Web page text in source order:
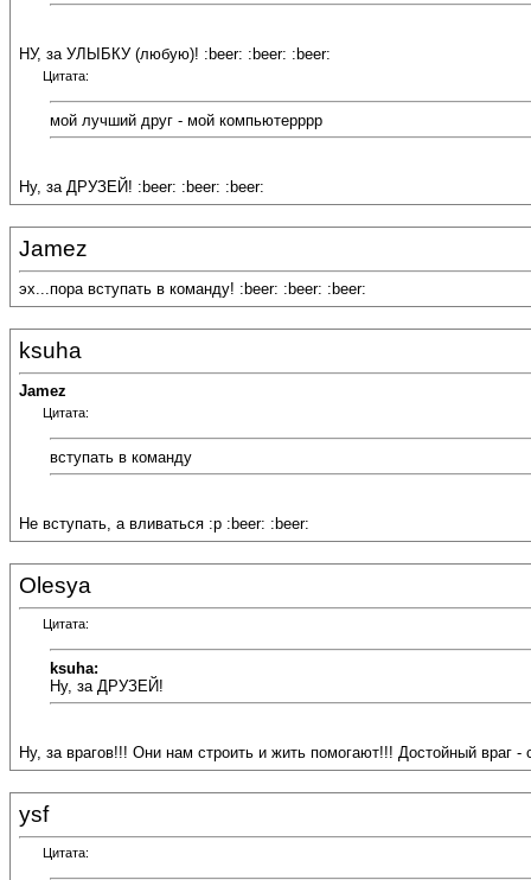
НУ, за УЛЫБКУ (любую)! :beer: :beer: :beer:
Цитата:
мой лучший друг - мой компьютерррр
Ну, за ДРУЗЕЙ! :beer: :beer: :beer:
Jamez
эх...пора вступать в команду! :beer: :beer: :beer:
ksuha
Jamez
Цитата:
вступать в команду
Не вступать, а вливаться :p :beer: :beer:
Olesya
Цитата:
ksuha:
Ну, за ДРУЗЕЙ!
Ну, за врагов!!! Они нам строить и жить помогают!!! Достойный враг
ysf
Цитата: